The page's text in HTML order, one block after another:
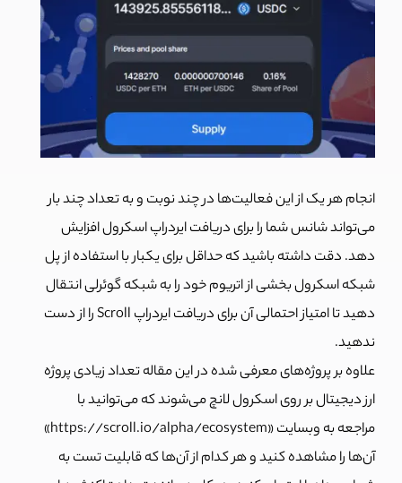
انجام هر یک از این فعالیت‌ها در چند نوبت و به تعداد چند بار
می‌تواند شانس شما را برای دریافت ایردراپ اسکرول افزایش
دهد. دقت داشته باشید که حداقل برای یکبار با استفاده از پل
شبکه اسکرول بخشی از اتریوم خود را به شبکه گوئرلی انتقال
دهید تا امتیاز احتمالی آن برای دریافت ایردراپ Scroll را از دست
ندهید.
علاوه بر پروژه‌های معرفی شده در این مقاله تعداد زیادی پروژه
ارز دیجیتال بر روی اسکرول لانچ می‌شوند که می‌توانید با
مراجعه به وبسایت «https://scroll.io/alpha/ecosystem»
آن‌ها را مشاهده کنید و هر کدام از آن‌ها که قابلیت تست به